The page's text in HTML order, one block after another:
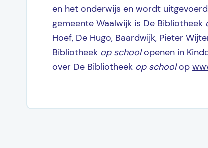
en het onderwijs en wordt
gemeente Waalwijk is De Bibliotheek
Hoef, De Hugo, Baardwijk, Pieter
Bibliotheek op schoolopenen in
over De Bibliotheek op schoolop